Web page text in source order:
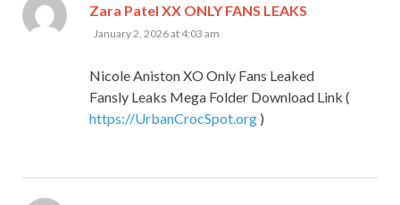
Zara Patel XX ONLY FANS LEAKS
January 2, 2026 at 4:03 am
Nicole Aniston XO Only Fans Leaked
Fansly Leaks Mega Folder Download Link (
https://UrbanCrocSpot.org )